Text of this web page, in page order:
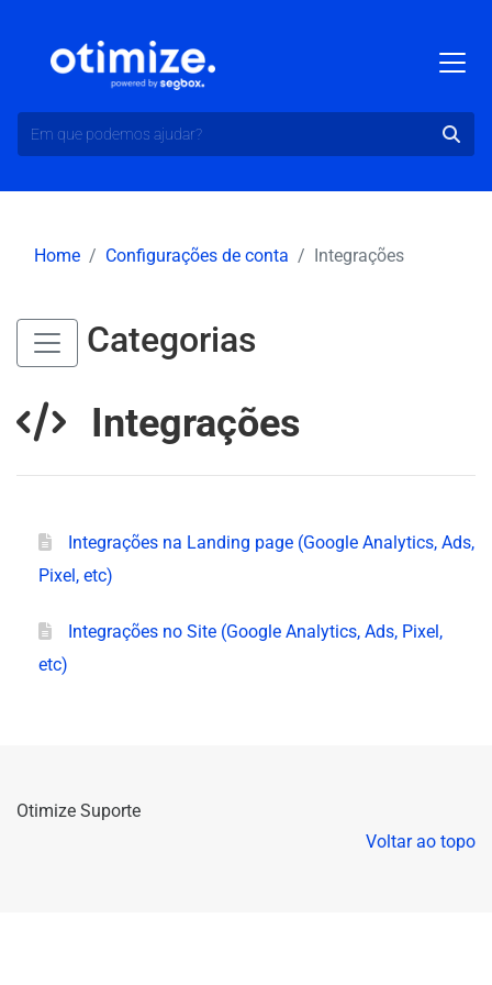
Home Configurações de conta Integrações
Categorias
Integrações
Integrações na Landing page (Google Analytics, Ads,
Pixel, etc)
Integrações no Site (Google Analytics, Ads, Pixel,
etc)
Otimize Suporte
Voltar ao topo